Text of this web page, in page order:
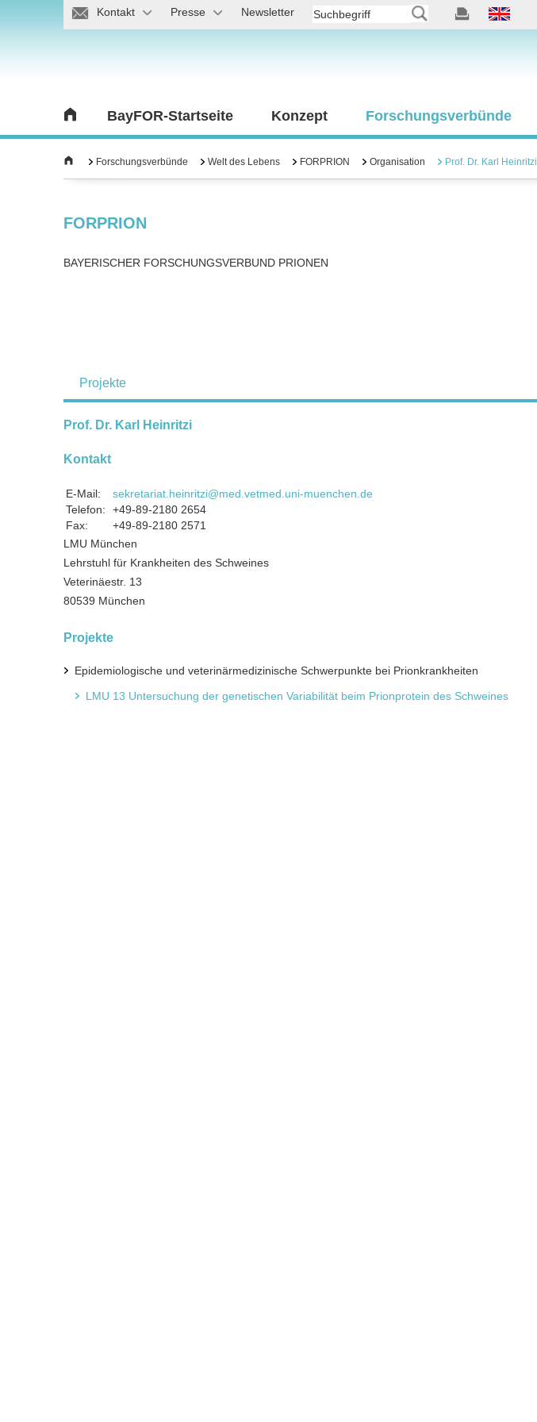
Kontakt Presse Newsletter
BayFOR-Startseite Konzept Forschungsverbünde
Forschungsverbünde Welt des Lebens FORPRION Organisation Prof. Dr. Karl Heinritzi
FORPRION
BAYERISCHER FORSCHUNGSVERBUND PRIONEN
Projekte
Prof. Dr. Karl Heinritzi
Kontakt
E-Mail:
sekretariat.heinritzi@med.vetmed.uni-muenchen.de
Telefon:
+49-89-2180 2654
Fax:
+49-89-2180 2571
LMU München
Lehrstuhl für Krankheiten des Schweines
Veterinäestr. 13
80539 München
Projekte
Epidemiologische und veterinärmedizinische Schwerpunkte bei Prionkrankheiten
LMU 13 Untersuchung der genetischen Variabilität beim Prionprotein des Schweines